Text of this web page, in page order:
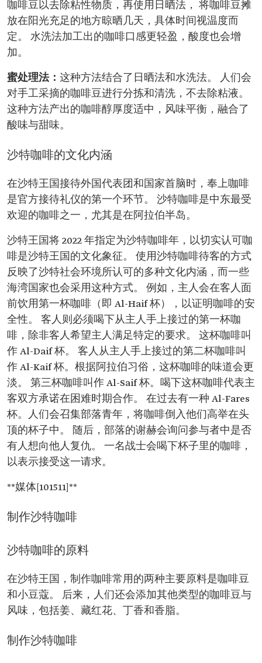
咖啡豆以去除粘性物质，再使用日晒法， 将咖啡豆摊
放在阳光充足的地方晾晒几天，具体时间视温度而
定。 水洗法加工出的咖啡口感更轻盈，酸度也会增
加。
蜜处理法： 这种方法结合了日晒法和水洗法。 人们会
对手工采摘的咖啡豆进行分拣和清洗，不去除粘液。
这种方法产出的咖啡醇厚度适中，风味平衡，融合了
酸味与甜味。
沙特咖啡的文化内涵
在沙特王国接待外国代表团和国家首脑时，奉上咖啡
是官方接待礼仪的第一个环节。 沙特咖啡是中东最受
欢迎的咖啡之一，尤其是在阿拉伯半岛。
沙特王国将 2022 年指定为沙特咖啡年，以切实认可咖
啡是沙特王国的文化象征。 使用沙特咖啡待客的方式
反映了沙特社会环境所认可的多种文化内涵，而一些
海湾国家也会采用这种方式。 例如，主人会在客人面
前饮用第一杯咖啡（即 Al-Haif 杯），以证明咖啡的安
全性。 客人则必须喝下从主人手上接过的第一杯咖
啡，除非客人希望主人满足特定的要求。 这杯咖啡叫
作 Al-Daif 杯。 客人从主人手上接过的第二杯咖啡叫
作 Al-Kaif 杯。根据阿拉伯习俗，这杯咖啡的味道会更
淡。 第三杯咖啡叫作 Al-Saif 杯。喝下这杯咖啡代表主
客双方承诺在困难时期合作。 在过去有一种 Al-Fares
杯。人们会召集部落青年，将咖啡倒入他们高举在头
顶的杯子中。 随后，部落的谢赫会询问参与者中是否
有人想向他人复仇。 一名战士会喝下杯子里的咖啡，
以表示接受这一请求。
**媒体[101511]**
制作沙特咖啡
沙特咖啡的原料
在沙特王国，制作咖啡常用的两种主要原料是咖啡豆
和小豆蔻。 后来，人们还会添加其他类型的咖啡豆与
风味，包括姜、藏红花、丁香和香脂。
制作沙特咖啡